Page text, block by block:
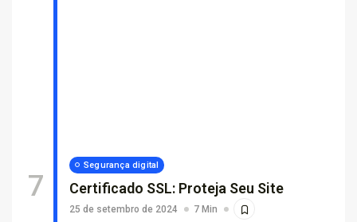
Segurança digital
Certificado SSL: Proteja Seu Site
25 de setembro de 2024 7 Min